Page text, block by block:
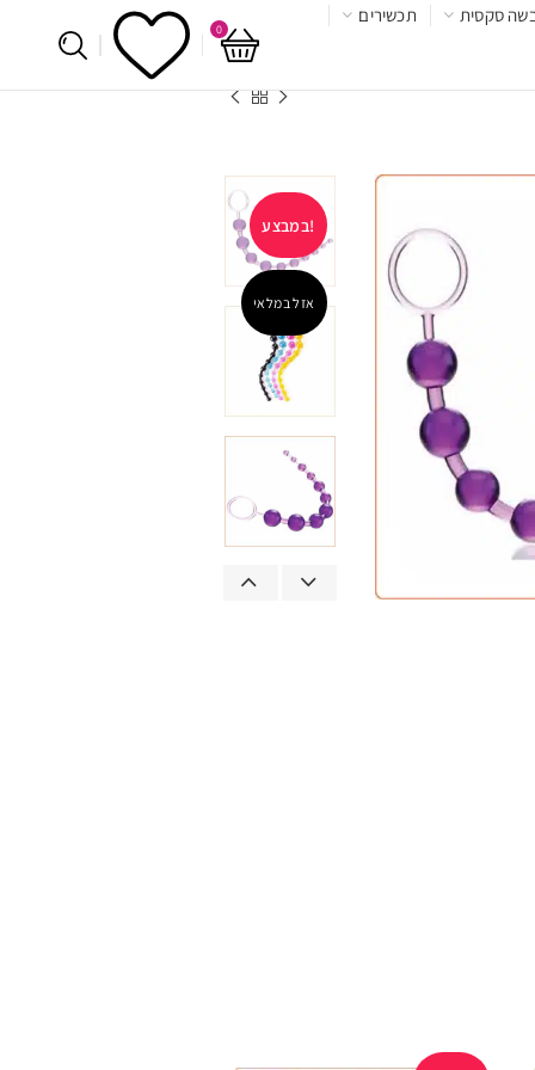
סקסית תכשירים
0
במבצע!
אזל במלאי